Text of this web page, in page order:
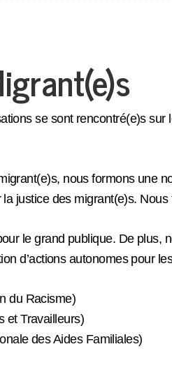
se sont rencontré(e)s
nous formons une
justice des migrant(e)s.
le grand publique. De
d’actions autonomes pour
du Racisme)
et Travailleurs)
des Aides Familiales)